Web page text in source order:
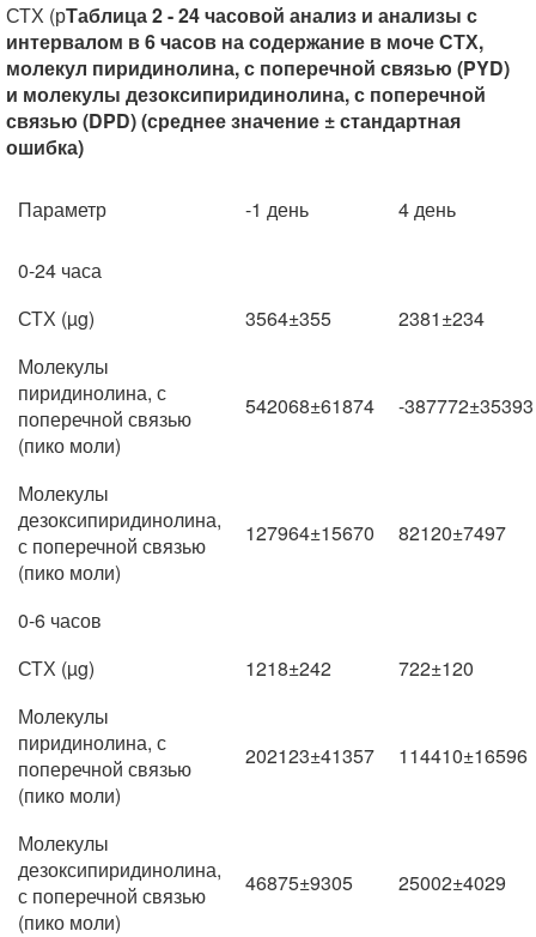
СТХ (рТаблица 2 - 24 часовой анализ и анализы с
интервалом в 6 часов на содержание в моче СТХ,
молекул пиридинолина, с поперечной связью (PYD)
и молекулы дезоксипиридинолина, с поперечной
связью (DPD) (среднее значение ± стандартная
ошибка)
Параметр -1 день 4 день
0-24 часа
СТХ (µg)
3564±355
2381±234
Молекулы
пиридинолина, с
поперечной связью
(пико моли)
542068±61874 -387772±35393
Молекулы
дезоксипиридинолина,
с поперечной связью
(пико моли)
127964±15670 82120±7497
0-6 часов
СТХ (µg)
1218±242
722±120
Молекулы
пиридинолина, с
поперечной связью
(пико моли)
202123±41357 114410±16596
Молекулы
дезоксипиридинолина,
с поперечной связью
(пико моли)
46875±9305 25002±4029